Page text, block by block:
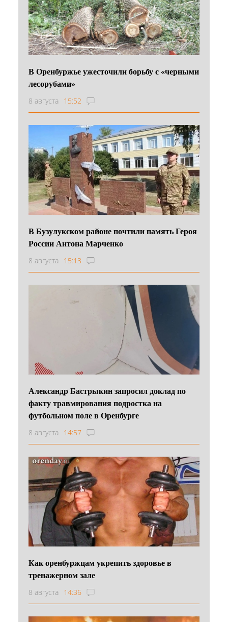
В Оренбуржье ужесточили борьбу с «черными
лесорубами»
8 августа 15:52
В Бузулукском районе почтили память Героя
России Антона Марченко
8 августа 15:13
Александр Бастрыкин запросил доклад по
факту травмирования подростка на
футбольном поле в Оренбурге
8 августа 14:57
Как оренбуржцам укрепить здоровье в
тренажерном зале
8 августа 14:36